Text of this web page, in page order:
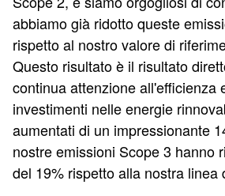
abbiamo già ridotto queste
rispetto al nostro valore di
Questo risultato è il risultato
continua attenzione all'efficienza
investimenti nelle energie
aumentati di un impressionante
nostre emissioni Scope 3 hanno
del 19% rispetto alla nostra linea